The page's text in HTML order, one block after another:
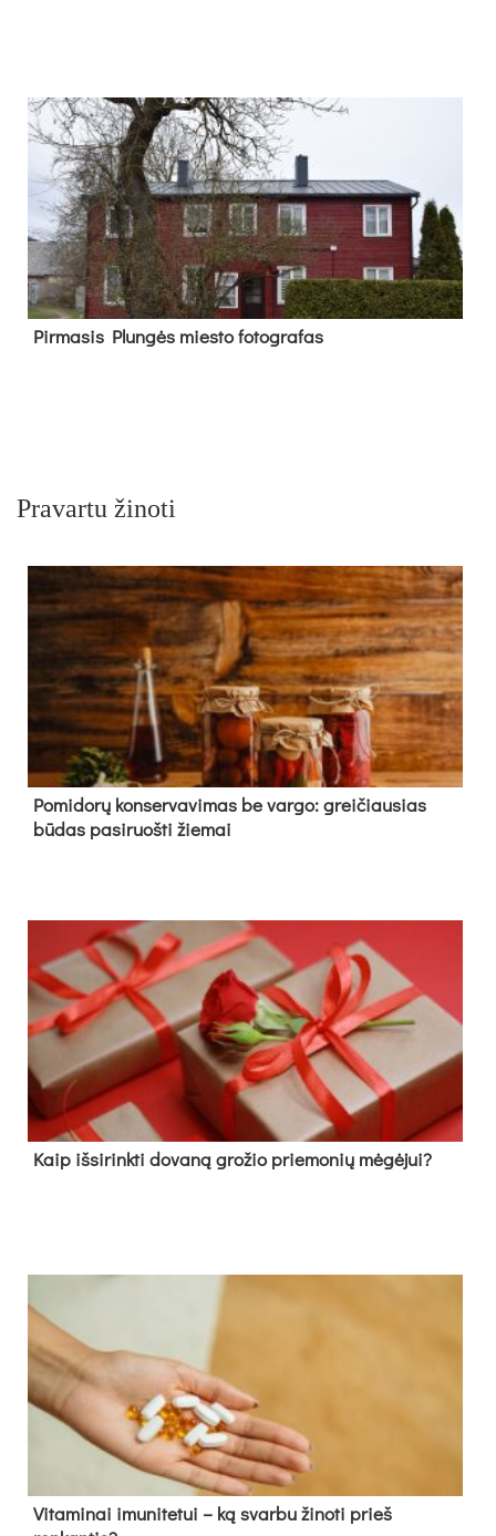
Pir­ma­sis Plun­gės mies­to fo­tog­ra­fas
Pravartu žinoti
Pomidorų konservavimas be vargo: greičiausias
būdas pasiruošti žiemai
Kaip išsirinkti dovaną grožio priemonių mėgėjui?
Vitaminai imunitetui – ką svarbu žinoti prieš